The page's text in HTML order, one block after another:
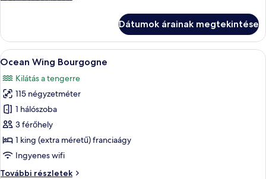
hozzáférés
medencéhez
(Kata
Suite)
(Kata
Suite)
további
Dátumok árainak megtekintése
A
következő
szoba
összes
képének
megtekintése:
Ocean
Wing
Bourgogne
Egy szállodai szoba, amelyben egy
14
Ocean Wing Bourgogne
Kilátás a tengerre
115 négyzetméter
1 hálószoba
3 férőhely
1 king (extra méretű) franciaágy
Ingyenes wifi
További részletek
Ocean